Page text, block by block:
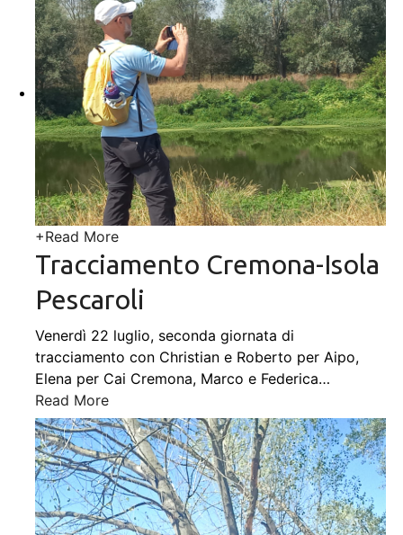
+Read More
Tracciamento Cremona-Isola
Pescaroli
Venerdì 22 luglio, seconda giornata di
tracciamento con Christian e Roberto per Aipo,
Elena per Cai Cremona, Marco e Federica…
Read More